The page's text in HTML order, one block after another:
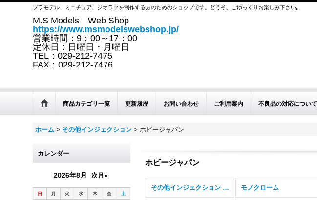
プラモデル、ミニチュア、ジオラマを制作する方のためのショップです。どうぞ、ごゆっくりお楽しみ下さい｡
M.S Models Web Shop
https://www.msmodelswebshop.jp/
営業時間：9：00～17：00
定休日：日曜日・月曜日
TEL：029-212-7475
FAX：029-212-7476
商品カテゴリ一覧 更新履歴 お問い合わせ ご利用案内 不良品の対応について
ホーム > その他インジェクション > ホビージャパン
カレンダー
2026年8月 次月»
日 月 火 水 木 金 土
ホビージャパン
その他インジェクション (全商品) モノクローム